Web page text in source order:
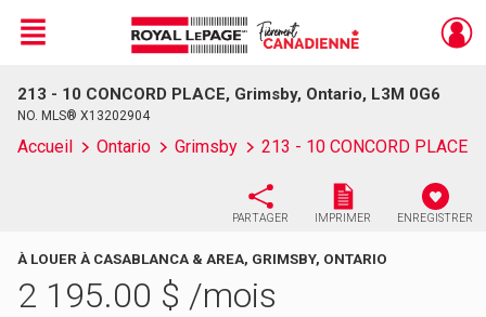
Live
En Direct
Menu
213 - 10 CONCORD PLACE, Grimsby, Ontario, L3M 0G6
NO. MLS® X13202904
Accueil Ontario Grimsby 213 - 10 CONCORD PLACE
PARTAGER IMPRIMER ENREGISTRER
À LOUER À CASABLANCA & AREA, GRIMSBY, ONTARIO
2 195.00 $ /mois